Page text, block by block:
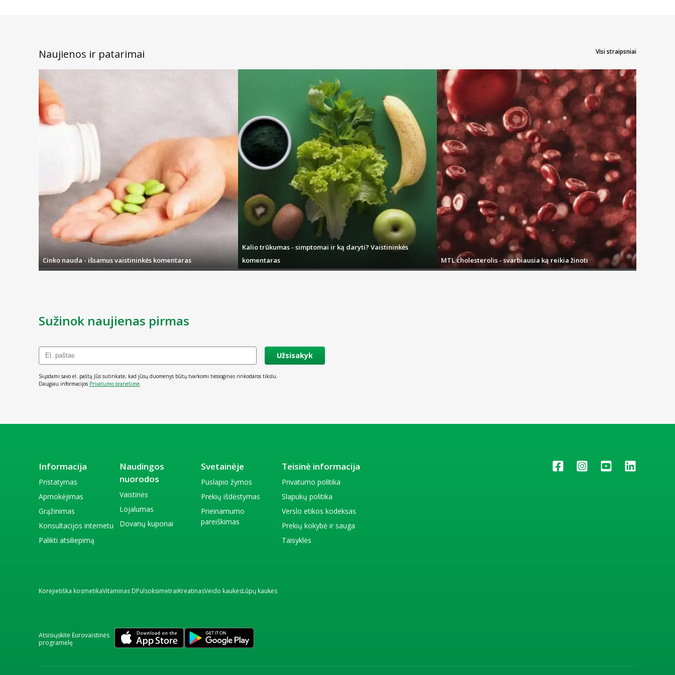
Naujienos ir patarimai Visi straipsniai
Cinko nauda - išsamus vaistininkės komentaras
Kalio trūkumas - simptomai ir ką daryti? Vaistininkės
komentaras
MTL cholesterolis - svarbiausia ką reikia žinoti
Sužinok naujienas pirmas
Užsisakyk
Siųsdami savo el. paštą Jūs sutinkate, kad jūsų duomenys būtų tvarkomi tiesioginės rinkodaros tikslu.
Daugiau informacijos Privatumo pranešime
Informacija
Pristatymas
Apmokėjimas
Grąžinimas
Konsultacijos internetu
Palikti atsiliepimą
Naudingos
nuorodos
Vaistinės
Lojalumas
Dovanų kuponai
Svetainėje
Puslapio žymos
Prekių išdėstymas
Prieinamumo
pareiškimas
Teisinė informacija
Privatumo politika
Slapukų politika
Verslo etikos kodeksas
Prekių kokybė ir sauga
Taisyklės
Korėjietiška kosmetikaVitaminas DPulsoksimetraiKreatinasVeido kaukėsLūpų kaukės
Atsisiųskite Eurovaistinės
programėlę